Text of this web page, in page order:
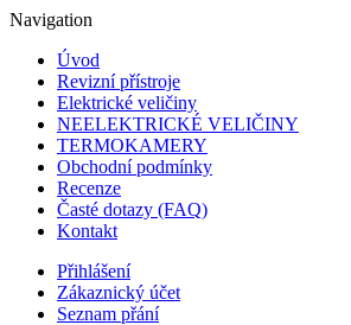
Navigation
Úvod
Revizní přístroje
Elektrické veličiny
NEELEKTRICKÉ VELIČINY
TERMOKAMERY
Obchodní podmínky
Recenze
Časté dotazy (FAQ)
Kontakt
Přihlášení
Zákaznický účet
Seznam přání